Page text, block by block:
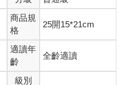
靈感繪製而成，目的在於創造獨
）和《魔戒》（The Lord of
觸比特幣後就對它產生興趣。他
序極其複雜。當時，原本提供
數月，於是他便在2010年7月將它
之，他把比特幣加入網站的可交
過的網站用現金兌換比特幣。該
商品規
格
25開15*21cm
適讀年
齡
全齡適讀
級別